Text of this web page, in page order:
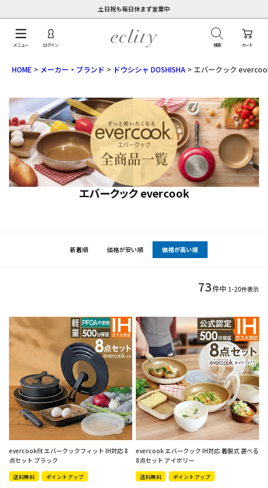
土日祝も毎日休まず営業中
カート
メニュー ログイン 検索
HOME メーカー・ブランド ドウシシャ DOSHISHA エバークック
エバークック evercook
新着順 価格が安い順 価格が高い順
73件中 1-20件表示
evercookfit エバークックフィット IH対応 8
点セット ブラック
送料無料 ポイントアップ
evercook エバークック IH対応 着脱式 選べる
8点セット アイボリー
送料無料 ポイントアップ